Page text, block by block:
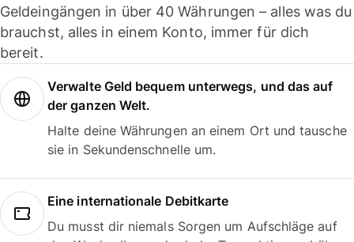
Geldeingängen in über 40 Währungen – alles was du
brauchst, alles in einem Konto, immer für dich
bereit.
Verwalte Geld bequem unterwegs, und das auf
der ganzen Welt.
Halte deine Währungen an einem Ort und tausche
sie in Sekundenschnelle um.
Eine internationale Debitkarte
Du musst dir niemals Sorgen um Aufschläge auf